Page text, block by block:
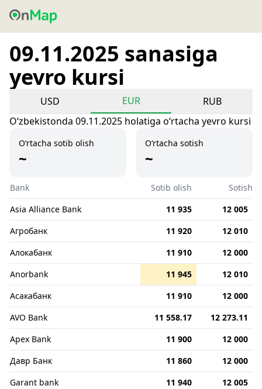
09.11.2025 sanasiga
yevro kursi
USD EUR
RUB
Oʻzbekistonda 09.11.2025 holatiga oʻrtacha yevro kursi
O‘rtacha sotib olish
~
O‘rtacha sotish
~
Bank Sotib olish
Sotish
Asia Alliance Bank
11 935
12 005
Агробанк
11 920
12 010
Алокабанк
11 910
12 000
Anorbank
11 945
12 010
Асакабанк
11 910
12 000
AVO Bank
11 558.17
12 273.11
Apex Bank
11 900
12 000
Давр Банк
11 860
12 000
Garant bank
11 940
12 005